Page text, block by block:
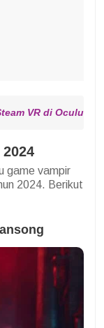
VR di Oculus
game vampir
2024. Berikut